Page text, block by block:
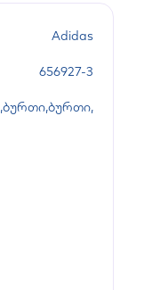
Adidas
656927-3
,ბურთი,ბურთი,